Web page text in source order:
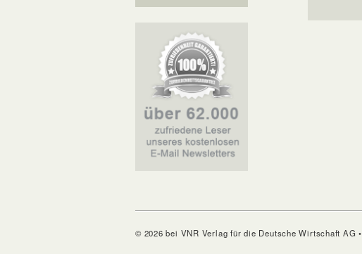
© 2026 bei VNR Verlag für die Deutsche Wirtschaft AG •